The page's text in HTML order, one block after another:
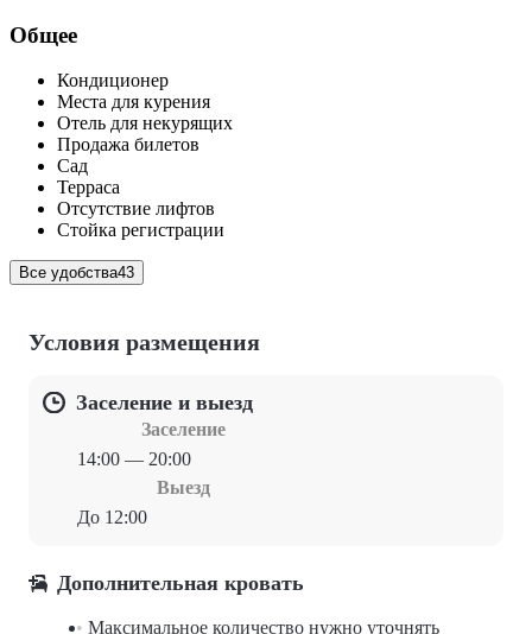
Общее
Кондиционер
Места для курения
Отель для некурящих
Продажа билетов
Сад
Терраса
Отсутствие лифтов
Стойка регистрации
Все удобства43
Условия размещения
Заселение и выезд
Заселение
14:00 — 20:00
Выезд
До 12:00
Дополнительная кровать
Максимальное количество нужно уточнять